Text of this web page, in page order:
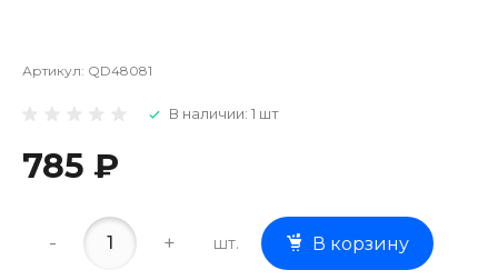
Артикул: QD48081
В наличии: 1 шт
785 ₽
- + шт. В корзину